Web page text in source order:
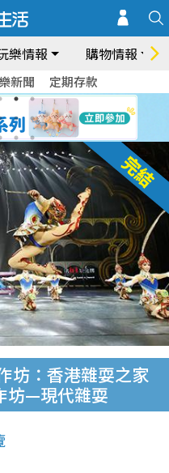
樂情報 購物情報
新聞 定期存款
坊：香港雜耍之家
坊—現代雜耍